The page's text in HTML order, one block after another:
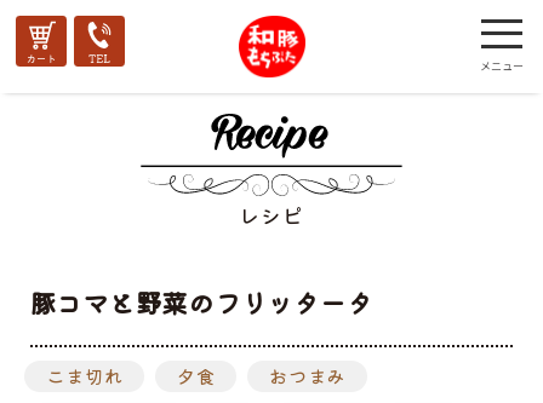
レシピ
豚コマと野菜のフリッタータ
こま切れ 夕食
おつまみ